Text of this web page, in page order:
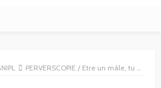
PERVERSCOPIE / Etre un mâle, tu sais, c’est pas si facile